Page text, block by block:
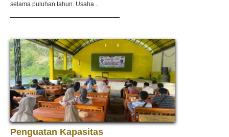
selama puluhan tahun. Usaha...
Penguatan Kapasitas